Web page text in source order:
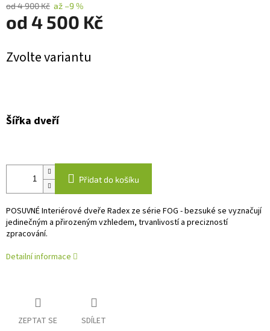
od 4 900 Kč až –9 %
od 4 500 Kč
cena:
Zvolte variantu
Šířka dveří
Přidat do košíku
POSUVNÉ Interiérové dveře Radex ze série FOG - bezsuké se vyznačují
jedinečným a přirozeným vzhledem, trvanlivostí a precizností
zpracování.
Detailní informace
ZEPTAT SE SDÍLET